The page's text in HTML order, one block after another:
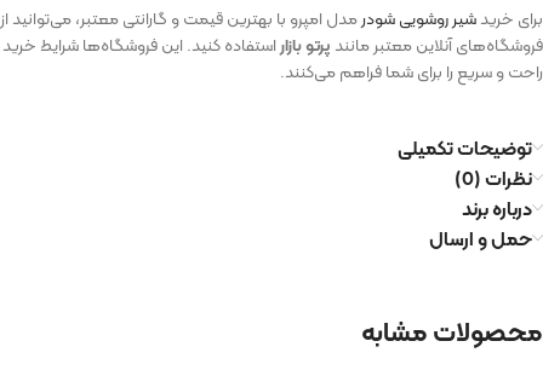
برای خریدشیر روشویی شودرمدل امپرو با بهترین قیمت و گارانتی معتبر، می‌توانید از
فروشگاه‌های آنلاین معتبر مانند پرتو بازاراستفاده کنید. این فروشگاه‌ها شرایط خرید
راحت و سریع را برای شما فراهم می‌کنند.
توضیحات تکمیلی
نظرات (0)
درباره برند
حمل و ارسال
محصولات مشابه